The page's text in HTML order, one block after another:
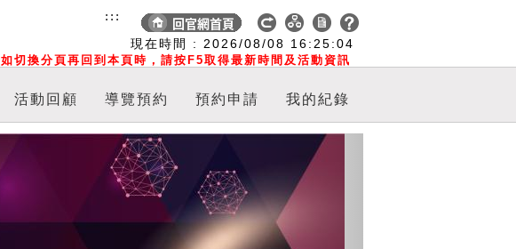
現在時間 : 2026/08/08 16:25:05
如切換分頁再回到本頁時，請按F5取得最新時間及活動資訊
:::
活動回顧 導覽預約 預約申請 我的紀錄
Next